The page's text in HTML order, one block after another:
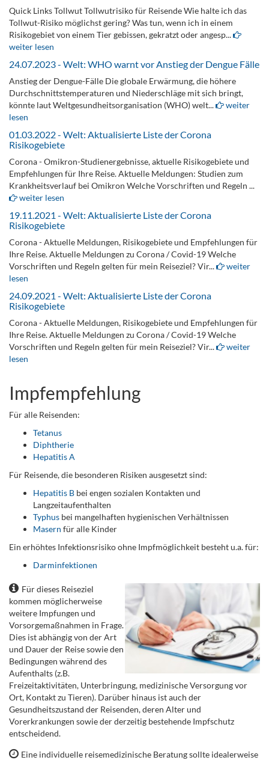
Quick Links Tollwut Tollwutrisiko für Reisende Wie halte ich das
Tollwut-Risiko möglichst gering? Was tun, wenn ich in einem
Risikogebiet von einem Tier gebissen, gekratzt oder angesp...
weiter lesen
24.07.2023 - Welt: WHO warnt vor Anstieg der Dengue Fälle
Anstieg der Dengue-Fälle Die globale Erwärmung, die höhere
Durchschnittstemperaturen und Niederschläge mit sich bringt,
könnte laut Weltgesundheitsorganisation (WHO) welt...
weiter
lesen
01.03.2022 - Welt: Aktualisierte Liste der Corona
Risikogebiete
Corona - Omikron-Studienergebnisse, aktuelle Risikogebiete und
Empfehlungen für Ihre Reise. Aktuelle Meldungen: Studien zum
Krankheitsverlauf bei Omikron Welche Vorschriften und Regeln ...
weiter lesen
19.11.2021 - Welt: Aktualisierte Liste der Corona
Risikogebiete
Corona - Aktuelle Meldungen, Risikogebiete und Empfehlungen für
Ihre Reise. Aktuelle Meldungen zu Corona / Covid-19 Welche
Vorschriften und Regeln gelten für mein Reiseziel? Vir...
weiter
lesen
24.09.2021 - Welt: Aktualisierte Liste der Corona
Risikogebiete
Corona - Aktuelle Meldungen, Risikogebiete und Empfehlungen für
Ihre Reise. Aktuelle Meldungen zu Corona / Covid-19 Welche
Vorschriften und Regeln gelten für mein Reiseziel? Vir...
weiter
lesen
Impfempfehlung
Für alle Reisenden:
Tetanus
Diphtherie
Hepatitis A
Für Reisende, die besonderen Risiken ausgesetzt sind:
Hepatitis B bei engen sozialen Kontakten und
Langzeitaufenthalten
Typhus bei mangelhaften hygienischen Verhältnissen
Masern für alle Kinder
Ein erhöhtes Infektionsrisiko ohne Impfmöglichkeit besteht u.a. für:
Darminfektionen
Für dieses Reiseziel
kommen möglicherweise
weitere Impfungen und
Vorsorgemaßnahmen in Frage.
Dies ist abhängig von der Art
und Dauer der Reise sowie den
Bedingungen während des
Aufenthalts (z.B.
Freizeitaktivitäten, Unterbringung, medizinische Versorgung vor
Ort, Kontakt zu Tieren). Darüber hinaus ist auch der
Gesundheitszustand der Reisenden, deren Alter und
Vorerkrankungen sowie der derzeitig bestehende Impfschutz
entscheidend.
Eine individuelle reisemedizinische Beratung sollte idealerweise